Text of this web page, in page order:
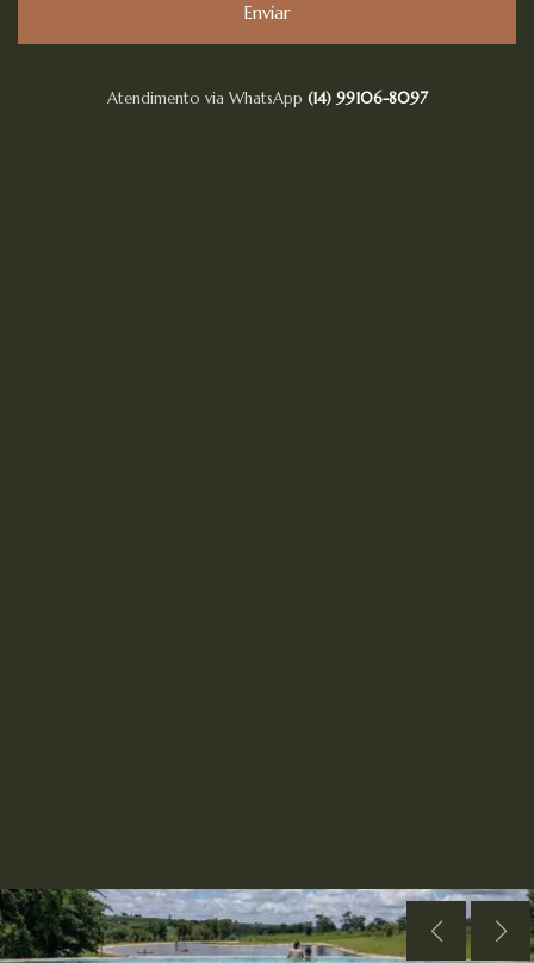
Enviar
Atendimento via WhatsApp (14) 99106-8097